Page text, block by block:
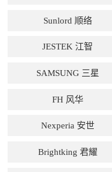
Sunlord 顺络
JESTEK 江智
SAMSUNG 三星
FH 风华
Nexperia 安世
Brightking 君耀